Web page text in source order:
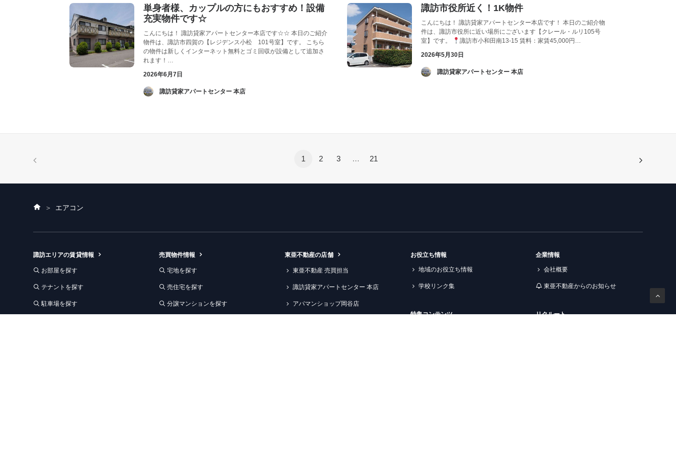
単身者様、カップルの方にもおすすめ！設備
充実物件です☆
こんにちは！ 諏訪貸家アパートセンター本店です☆☆ 本日のご紹介
物件は、諏訪市四賀の【レジデンス小松 101号室】です。 こちら
の物件は新しくインターネット無料とゴミ回収が設備として追加さ
れます！…
2026年6月7日
­ 諏訪貸家アパートセンター 本店
諏訪市役所近く！1K物件
こんにちは！ 諏訪貸家アパートセンター本店です！ 本日のご紹介物
件は、諏訪市役所に近い場所にございます【クレール・ルリ105号
室】です。
諏訪市小和田南13-15 賃料：家賃45,000円…
2026年5月30日
­ 諏訪貸家アパートセンター 本店
1 2 3 … 21
ホ
ム
エアコン
諏訪エリアの賃貸情報
お部屋を探す
テナントを探す
駐車場を探す
売買物件情報
宅地を探す
売住宅を探す
分譲マンションを探す
東亜不動産の店舗
東亜不動産 売買担当
諏訪貸家アパートセンター 本店
アパマンショップ岡谷店
お役立ち情報
地域のお役立ち情報
学校リンク集
特集コンテンツ
企業情報
会社概要
東亜不動産からのお知らせ
リクルート